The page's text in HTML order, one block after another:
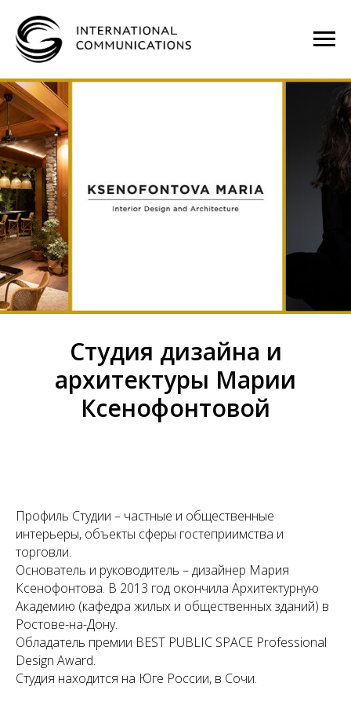
Студия дизайна и
архитектуры Марии
Ксенофонтовой
Профиль Студии – частные и общественные
интерьеры, объекты сферы гостеприимства и
торговли.
Основатель и руководитель – дизайнер Мария
Ксенофонтова. В 2013 год окончила Архитектурную
Академию (кафедра жилых и общественных зданий) в
Ростове-на-Дону.
Обладатель премии BEST PUBLIC SPACE Professional
Design Award.
Студия находится на Юге России, в Сочи.